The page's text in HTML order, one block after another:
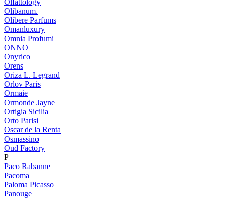
Olfattology
Olibanum.
Olibere Parfums
Omanluxury
Omnia Profumi
ONNO
Onyrico
Orens
Oriza L. Legrand
Orlov Paris
Ormaie
Ormonde Jayne
Ortigia Sicilia
Orto Parisi
Oscar de la Renta
Osmassino
Oud Factory
P
Paco Rabanne
Pacoma
Paloma Picasso
Panouge